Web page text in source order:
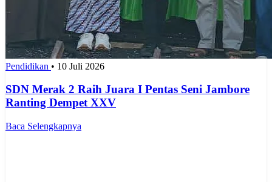
Pendidikan • 10 Juli 2026
SDN Merak 2 Raih Juara I Pentas Seni Jambore
Ranting Dempet XXV
Baca Selengkapnya